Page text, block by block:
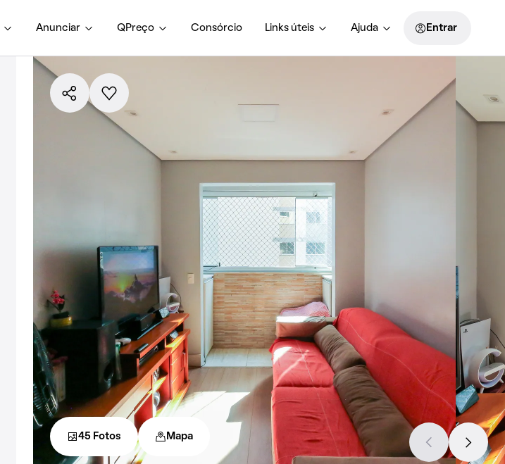
Anunciar QPreço Consórcio Links úteis Ajuda Entrar
45 Fotos Mapa